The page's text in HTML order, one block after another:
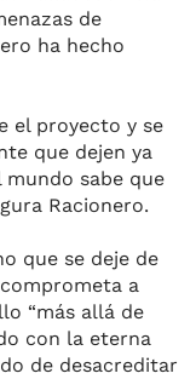
de
ha hecho
el proyecto y se
que dejen ya
sabe que
Racionero.
que se deje de
a
“más allá de
con la eterna
de desacreditar